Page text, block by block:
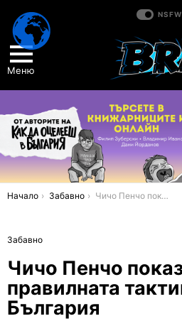
NSFW
Меню
You are here:
Начало Забавно Чичо Пенчо показа правилната тактика на България
Забавно
Чичо Пенчо
правилната
България